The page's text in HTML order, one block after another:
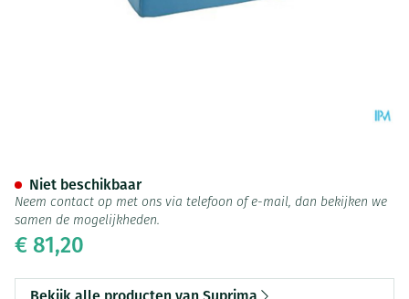
€ 81,20
Niet beschikbaar
Neem contact op met ons via telefoon of e-mail, dan bekijken we
samen de mogelijkheden.